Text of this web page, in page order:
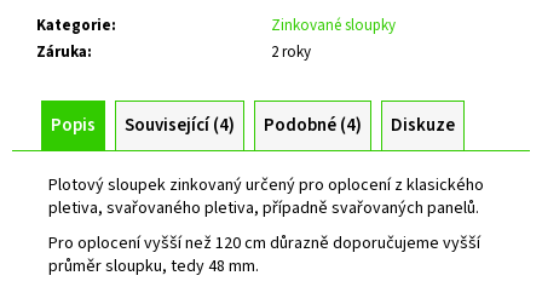
Kategorie:
Zinkované sloupky
Záruka: 2 roky
Popis Související (4) Podobné (4) Diskuze
Plotový sloupek zinkovaný určený pro oplocení z klasického
pletiva, svařovaného pletiva, případně svařovaných panelů.
Pro oplocení vyšší než 120 cm důrazně doporučujeme vyšší
průměr sloupku, tedy 48 mm.
ZELENÉ
PLETIVO
IDEAL
1,65/2,5/ROLE
15M
ZAPLETENÝM
NAPÍNACÍM
VÝŠKA
2000